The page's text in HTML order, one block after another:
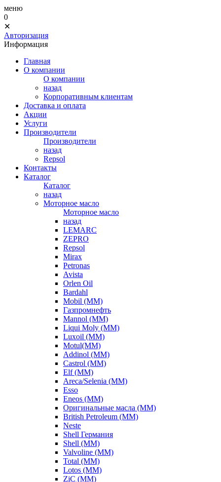
меню
0
✕
Авторизация
Информация
Главная
О компании
О компании
назад
Корпоративным клиентам
Доставка и оплата
Акции
Услуги
Производители
Производители
назад
Repsol
Контакты
Каталог
Каталог
назад
Моторное масло
Моторное масло
назад
LEMARC
ZEPRO
Repsol
Mirax
Petronas
Avista
Orlen Oil
Bardahl
Mobil (ММ)
Газпромнефть
Mannol (ММ)
Liqui Moly (ММ)
Luxoil (ММ)
Motul(ММ)
Addinol (ММ)
Castrol (ММ)
Elf (ММ)
Areca/Selenia (ММ)
Esso
Eneos (ММ)
Оригинальные масла (ММ)
British Petroleum (ММ)
Neste
Shell Германия
Shell (ММ)
Valvoline (ММ)
Total (ММ)
Lotos (ММ)
ZiC (ММ)